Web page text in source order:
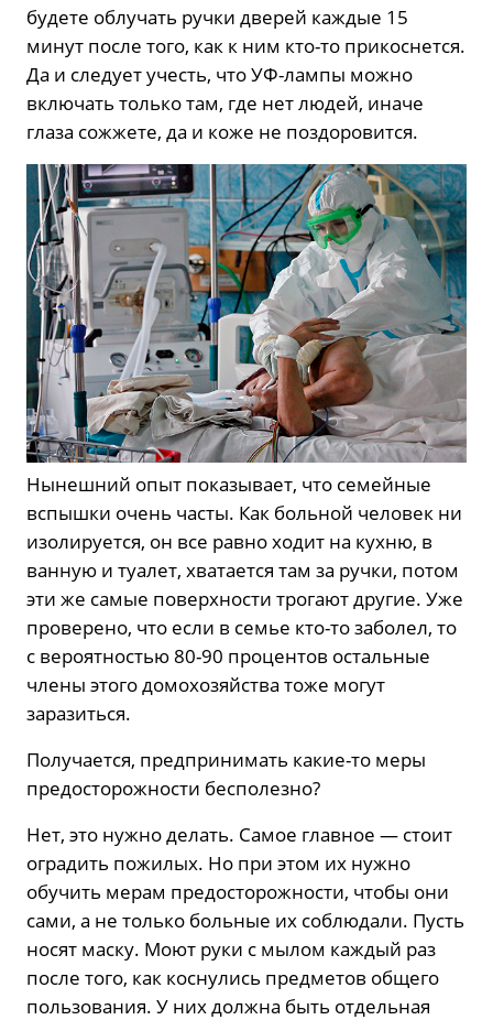
будете облучать ручки дверей каждые 15
минут после того, как к ним кто-то прикоснется.
Да и следует учесть, что УФ-лампы можно
включать только там, где нет людей, иначе
глаза сожжете, да и коже не поздоровится.
Нынешний опыт показывает, что семейные
вспышки очень часты. Как больной человек ни
изолируется, он все равно ходит на кухню, в
ванную и туалет, хватается там за ручки, потом
эти же самые поверхности трогают другие. Уже
проверено, что если в семье кто-то заболел, то
с вероятностью 80-90 процентов остальные
члены этого домохозяйства тоже могут
заразиться.
Получается, предпринимать какие-то меры
предосторожности бесполезно?
Нет, это нужно делать. Самое главное — стоит
оградить пожилых. Но при этом их нужно
обучить мерам предосторожности, чтобы они
сами, а не только больные их соблюдали. Пусть
носят маску. Моют руки с мылом каждый раз
после того, как коснулись предметов общего
пользования. У них должна быть отдельная